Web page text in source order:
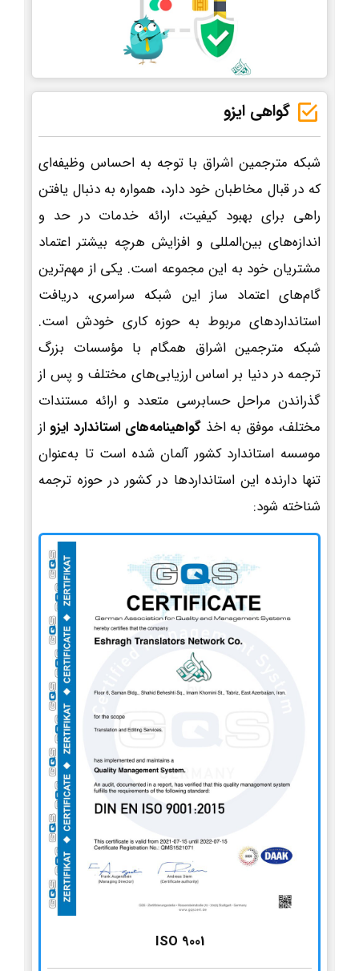
گواهی ایزو
شبکه مترجمین اشراق با توجه به احساس وظیفه‌ای
که در قبال مخاطبان خود دارد، همواره به دنبال یافتن
راهی برای بهبود کیفیت، ارائه خدمات در حد و
اندازه‌های بین‌المللی و افزایش هرچه بیشتر اعتماد
مشتریان خود به این مجموعه است. یکی از مهم‌ترین
گام‌های اعتماد ساز این شبکه سراسری، دریافت
استانداردهای مربوط به حوزه کاری خودش است.
شبکه مترجمین اشراق همگام با مؤسسات بزرگ
ترجمه در دنیا بر اساس ارزیابی‌های مختلف و پس از
گذراندن مراحل حسابرسی متعدد و ارائه مستندات
مختلف، موفق به اخذ گواهینامه‌های استاندارد ایزو از
موسسه استاندارد کشور آلمان شده است تا به‌عنوان
تنها دارنده این استانداردها در کشور در حوزه ترجمه
شناخته شود:
ISO 9001